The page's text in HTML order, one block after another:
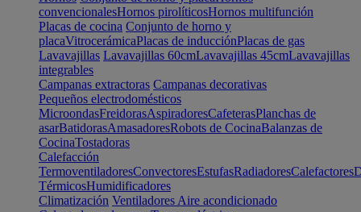
convencionalesHornos pirolíticosHornos multifunción
Placas de cocina Conjunto de horno y
placaVitrocerámicaPlacas de inducciónPlacas de gas
Lavavajillas Lavavajillas 60cmLavavajillas 45cmLavavajillas
integrables
Campanas extractoras Campanas decorativas
Pequeños electrodomésticos
MicroondasFreidorasAspiradoresCafeterasPlanchas de
asarBatidorasAmasadoresRobots de CocinaBalanzas de
CocinaTostadoras
Calefacción
TermoventiladoresConvectoresEstufasRadiadoresCalefactores
TérmicosHumidificadores
Climatización Ventiladores Aire acondicionado